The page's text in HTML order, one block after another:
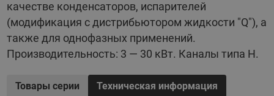
Компактный размер
Высокая эффективность
Широкий ряд присоединительных размеров
Высококвалифицированная техподдержка
качестве конденсаторов, испарителей
(модификация с дистрибьютором жидкости "Q"), а
также для однофазных применений.
Производительность: 3 — 30 кВт. Каналы типа H.
Товары серии Техническая информация